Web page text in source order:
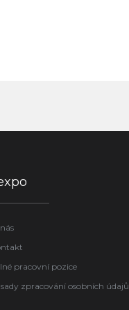
pracovní pozice
zpracování osobních údajů